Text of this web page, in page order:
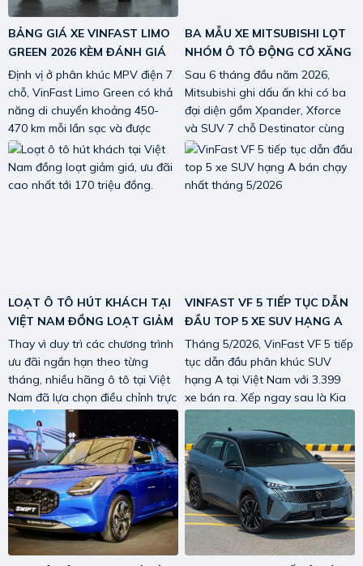
BẢNG GIÁ XE VINFAST LIMO
GREEN 2026 KÈM ĐÁNH GIÁ
CHI TIẾT
Định vị ở phân khúc MPV điện 7
chỗ, VinFast Limo Green có khả
năng di chuyển khoảng 450-
470 km mỗi lần sạc và được
VinFast hướng tới các doanh
nghiệp cũng như cá nhân kinh
doanh dịch vụ.
BA MẪU XE MITSUBISHI LỌT
NHÓM Ô TÔ ĐỘNG CƠ XĂNG
BÁN CHẠY NHẤT THỊ
TRƯỜNG.
Sau 6 tháng đầu năm 2026,
Mitsubishi ghi dấu ấn khi có ba
đại diện gồm Xpander, Xforce
và SUV 7 chỗ Destinator cùng
xuất hiện trong Top 10 ô tô
động cơ đốt trong bán chạy
nhất Việt Nam.
LOẠT Ô TÔ HÚT KHÁCH TẠI
VIỆT NAM ĐỒNG LOẠT GIẢM
GIÁ, ƯU ĐÃI CAO NHẤT TỚI
170 TRIỆU ĐỒNG.
Thay vì duy trì các chương trình
ưu đãi ngắn hạn theo từng
tháng, nhiều hãng ô tô tại Việt
Nam đã lựa chọn điều chỉnh trực
tiếp giá niêm yết, qua đó mang
đến mức giá bán cạnh tranh và
ổn định hơn cho người tiêu
dùng.
VINFAST VF 5 TIẾP TỤC DẪN
ĐẦU TOP 5 XE SUV HẠNG A
BÁN CHẠY NHẤT THÁNG
5/2026
Tháng 5/2026, VinFast VF 5 tiếp
tục dẫn đầu phân khúc SUV
hạng A tại Việt Nam với 3.399
xe bán ra. Xếp ngay sau là Kia
Sonet trong danh sách 5 mẫu
xe bán chạy nhất phân khúc.